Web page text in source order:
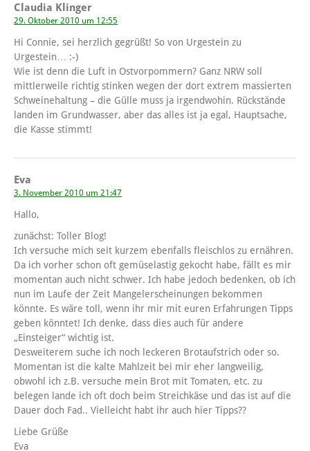
Claudia Klinger
29. Oktober 2010 um 12:55
Hi Connie, sei herzlich gegrüßt! So von Urgestein zu
Urgestein… :-)
Wie ist denn die Luft in Ostvorpommern? Ganz NRW soll
mittlerweile richtig stinken wegen der dort extrem massierten
Schweinehaltung – die Gülle muss ja irgendwohin. Rückstände
landen im Grundwasser, aber das alles ist ja egal, Hauptsache,
die Kasse stimmt!
Eva
3. November 2010 um 21:47
Hallo,
zunächst: Toller Blog!
Ich versuche mich seit kurzem ebenfalls fleischlos zu ernähren.
Da ich vorher schon oft gemüselastig gekocht habe, fällt es mir
momentan auch nicht schwer. Ich habe jedoch bedenken, ob ich
nun im Laufe der Zeit Mangelerscheinungen bekommen
könnte. Es wäre toll, wenn ihr mir mit euren Erfahrungen Tipps
geben könntet! Ich denke, dass dies auch für andere
„Einsteiger“ wichtig ist.
Desweiterem suche ich noch leckeren Brotaufstrich oder so.
Momentan ist die kalte Mahlzeit bei mir eher langweilig,
obwohl ich z.B. versuche mein Brot mit Tomaten, etc. zu
belegen lande ich oft doch beim Streichkäse und das ist auf die
Dauer doch Fad.. Vielleicht habt ihr auch hier Tipps??
Liebe Grüße
Eva